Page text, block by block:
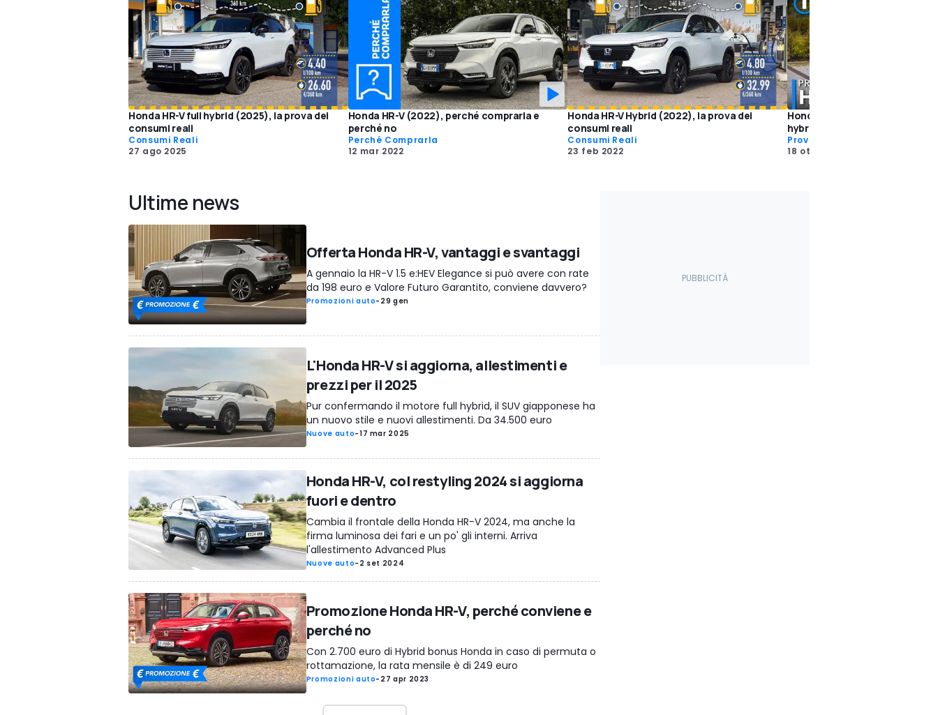
Honda HR-V full hybrid (2025), la prova dei
consumi reali
Consumi Reali
27 ago 2025
Honda HR-V (2022), perché comprarla e
perché no
Perché Comprarla
12 mar 2022
Honda HR-V Hybrid (2022), la prova dei
consumi reali
Consumi Reali
23 feb 2022
Honda HR-V (2021), la prova
hybrid super spazioso
Prove su strada
18 ott 2021
Ultime news
Offerta Honda HR-V, vantaggi e svantaggi
A gennaio la HR-V 1.5 e:HEV Elegance si può avere con rate
da 198 euro e Valore Futuro Garantito, conviene davvero?
Promozioni auto- 29 gen
L'Honda HR-V si aggiorna, allestimenti e
prezzi per il 2025
Pur confermando il motore full hybrid, il SUV giapponese ha
un nuovo stile e nuovi allestimenti. Da 34.500 euro
Nuove auto-17 mar 2025
Honda HR-V, col restyling 2024 si aggiorna
fuori e dentro
Cambia il frontale della Honda HR-V 2024, ma anche la
firma luminosa dei fari e un po' gli interni. Arriva
l'allestimento Advanced Plus
Nuove auto- 2 set 2024
Promozione Honda HR-V, perché conviene e
perché no
Con 2.700 euro di Hybrid bonus Honda in caso di permuta o
rottamazione, la rata mensile è di 249 euro
Promozioni auto- 27 apr 2023